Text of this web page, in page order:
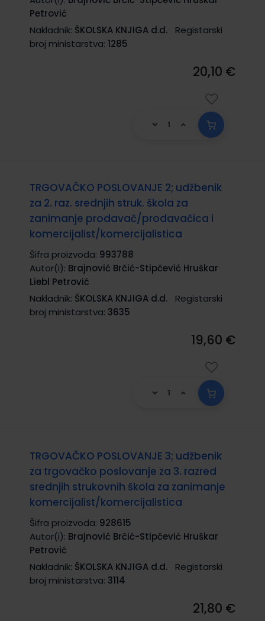
Petrović
Nakladnik: ŠKOLSKA KNJIGA d.d.
Registarski
broj ministarstva: 1285
20,10 €
TRGOVAČKO POSLOVANJE 2; udžbenik
za 2. raz. srednjih struk. škola za
zanimanje prodavač/prodavačica i
komercijalist/komercijalistica
Šifra proizvoda: 993788
Autor(i): Brajnović Brčić-Stipčević Hruškar
Liebl Petrović
Nakladnik: ŠKOLSKA KNJIGA d.d.
Registarski
broj ministarstva: 3635
19,60 €
TRGOVAČKO POSLOVANJE 3; udžbenik
za trgovačko poslovanje za 3. razred
srednjih strukovnih škola za zanimanje
komercijalist/komercijalistica
Šifra proizvoda: 928615
Autor(i): Brajnović Brčić-Stipčević Hruškar
Petrović
Nakladnik: ŠKOLSKA KNJIGA d.d.
Registarski
broj ministarstva: 3114
21,80 €